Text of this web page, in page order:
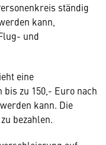
ständig
kann,
und
eine
zu 150,- Euro nach
kann. Die
bezahlen.